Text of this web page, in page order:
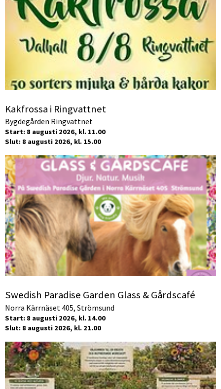
Kakfrossa i Ringvattnet
Bygdegården Ringvattnet
Start: 8 augusti 2026, kl. 11.00
Slut: 8 augusti 2026, kl. 15.00
Swedish Paradise Garden Glass & Gårdscafé
Norra Kärrnäset 405, Strömsund
Start: 8 augusti 2026, kl. 14.00
Slut: 8 augusti 2026, kl. 21.00